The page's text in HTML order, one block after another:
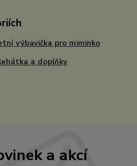
výbavička pro miminko
a doplňky
a akcí